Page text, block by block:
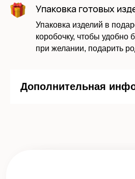
Упаковка готовых
Упаковка изделий в
коробочку, чтобы удобно
при желании, подарить
Дополнительная
политикой
Отправить заявку